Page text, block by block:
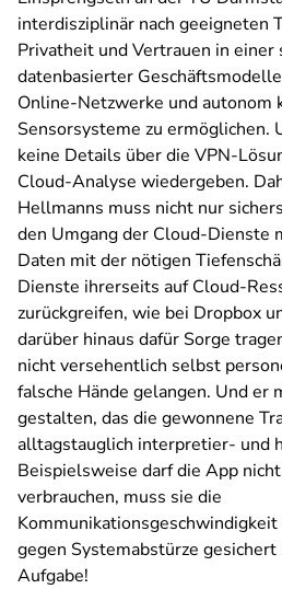
interdisziplinär nach geeigneten
Privatheit und Vertrauen in
datenbasierter
Online-Netzwerke und autonom
Sensorsysteme zu ermöglichen.
keine Details über die VPN-
Cloud-Analyse wiedergeben.
Hellmanns muss nicht nur
den Umgang der Cloud-Dienste
Daten mit der nötigen
Dienste ihrerseits auf Cloud-
zurückgreifen, wie bei Dropbox
darüber hinaus dafür Sorge
nicht versehentlich selbst
falsche Hände gelangen. Und er
gestalten, das die gewonnene
alltagstauglich interpretier- und
Beispielsweise darf die App
verbrauchen, muss sie die
gegen Systemabstürze
Aufgabe!